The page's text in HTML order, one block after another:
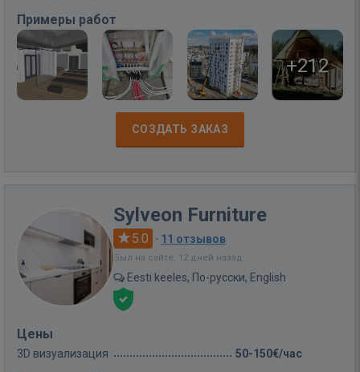
Примеры работ
+212
СОЗДАТЬ ЗАКАЗ
Sylveon Furniture
5.0 · 11 отзывов
Был на сайте: 12 дней назад
Eesti keeles, По-русски, English
Цены
3D визуализация 50-150€/час